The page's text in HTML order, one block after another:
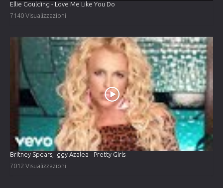
Ellie Goulding - Love Me Like You Do
7140 Visualizzazioni
Britney Spears, Iggy Azalea - Pretty Girls
7012 Visualizzazioni